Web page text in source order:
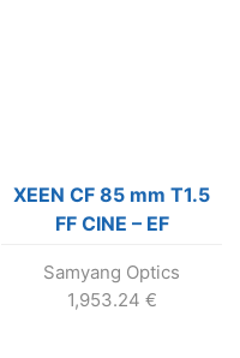
XEEN CF 85 mm T1.5
FF CINE – EF
Samyang Optics
1,953.24 €